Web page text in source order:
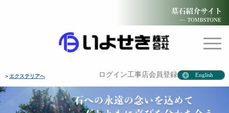
＞ エクステリア ログイン工事店会員登録 English